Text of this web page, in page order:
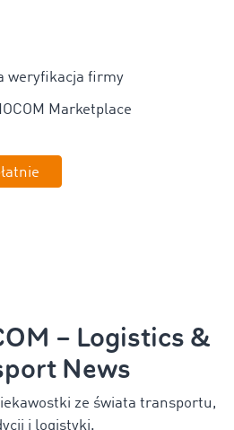
weryfikacja firmy
Marketplace
– Logistics &
News
ze świata transportu,
i logistyki.